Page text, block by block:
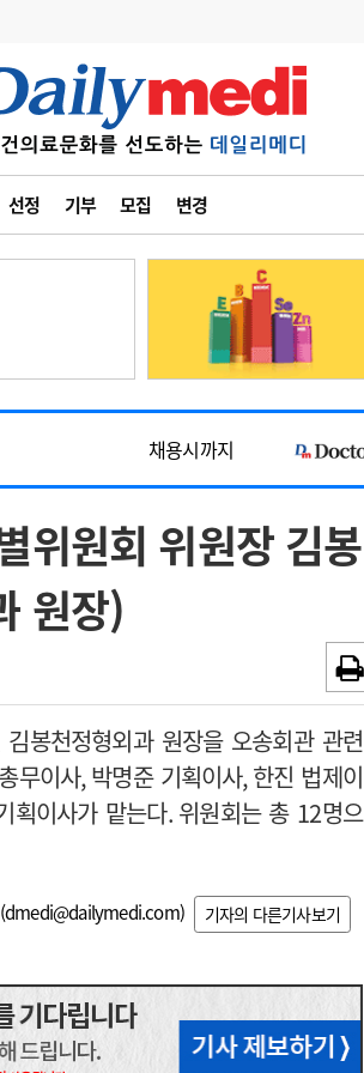
선정 기부 모집 변경
6
관리급여 실시
지필공 지원책
수련환경 개선
의과대학 입시
정책/통계 공시
내
~2026-08-31
채용시까지
채용시까지
~2026-08-15
~2026-08-31
위원회 위원장 김봉
원장)
봉천정형외과 원장을 오송회관 관련
무이사,박명준 기획이사,한진 법제이
획이사가 맡는다. 위원회는 총 12명으
dmedi@dailymedi.com) 기자의 다른기사보기